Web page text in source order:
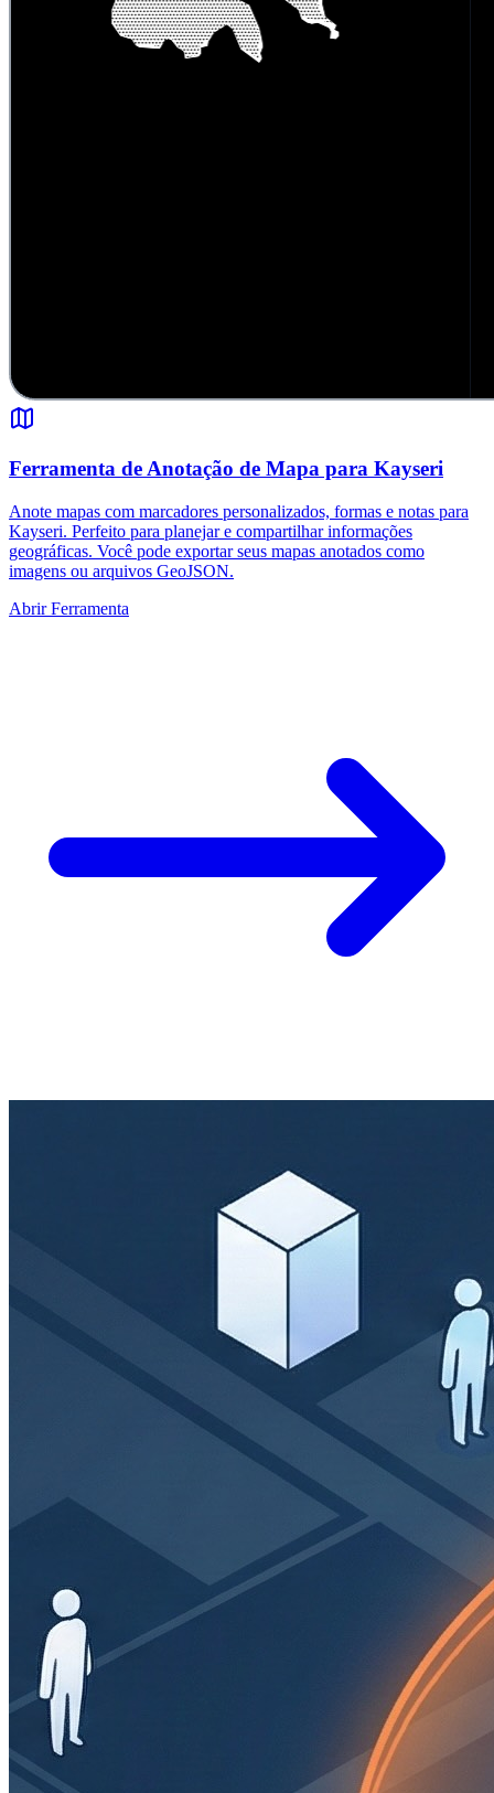
Ferramenta de Anotação de Mapa para Kayseri
Anote mapas com marcadores personalizados, formas e notas para
Kayseri. Perfeito para planejar e compartilhar informações
geográficas. Você pode exportar seus mapas anotados como
imagens ou arquivos GeoJSON.
Abrir Ferramenta